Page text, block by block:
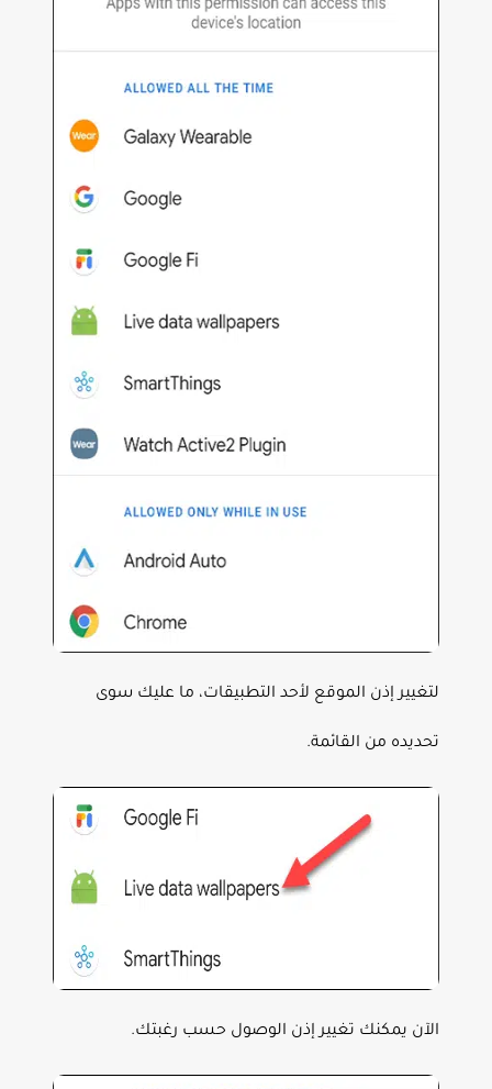
لتغيير إذن الموقع لأحد التطبيقات، ما عليك سوى
تحديده من القائمة.
الآن يمكنك تغيير إذن الوصول حسب رغبتك.